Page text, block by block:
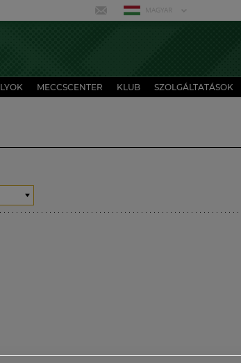
MAGYAR
MECCSCENTER KLUB SZOLGÁLTATÁSOK